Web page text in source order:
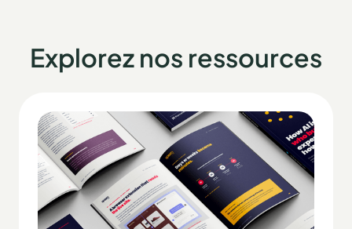
Explorez nos ressources